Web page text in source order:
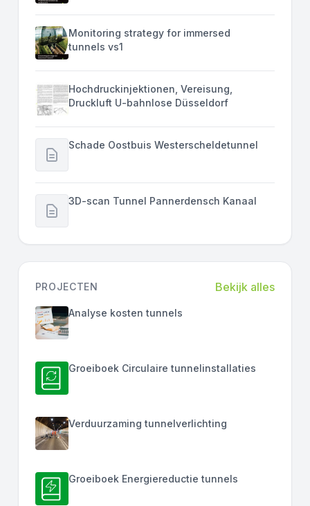
Monitoring strategy for immersed
tunnels vs1
Hochdruckinjektionen, Vereisung,
Druckluft U-bahnlose Düsseldorf
Schade Oostbuis Westerscheldetunnel
3D-scan Tunnel Pannerdensch Kanaal
PROJECTEN Bekijk alles
Analyse kosten tunnels
Groeiboek Circulaire tunnelinstallaties
Verduurzaming tunnelverlichting
Groeiboek Energiereductie tunnels